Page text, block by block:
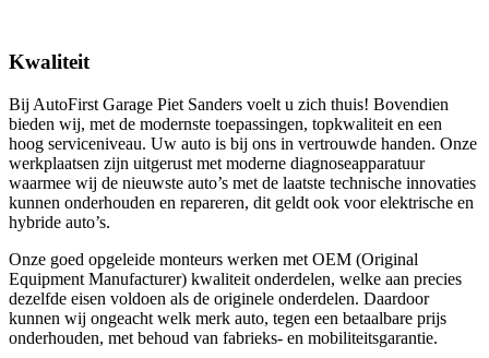
Kwaliteit
Bij AutoFirst Garage Piet Sanders voelt u zich thuis! Bovendien
bieden wij, met de modernste toepassingen, topkwaliteit en een
hoog serviceniveau. Uw auto is bij ons in vertrouwde handen. Onze
werkplaatsen zijn uitgerust met moderne diagnoseapparatuur
waarmee wij de nieuwste auto’s met de laatste technische innovaties
kunnen onderhouden en repareren, dit geldt ook voor elektrische en
hybride auto’s.
Onze goed opgeleide monteurs werken met OEM (Original
Equipment Manufacturer) kwaliteit onderdelen, welke aan precies
dezelfde eisen voldoen als de originele onderdelen. Daardoor
kunnen wij ongeacht welk merk auto, tegen een betaalbare prijs
onderhouden, met behoud van fabrieks- en mobiliteitsgarantie.